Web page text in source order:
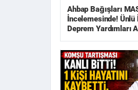
Ahbap Bağışları
İncelemesinde!
Deprem Yardımları